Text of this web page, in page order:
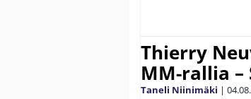
Thierry
MM-rallia
Taneli Niinimäki |